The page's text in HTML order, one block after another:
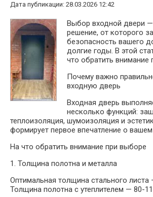
Дата публикации: 28.03.2026 12:42
Выбор входной двери —
решение, от которого
безопасность вашего
долгие годы. В этой
что обратить внимание
Почему важно
входную дверь
Входная дверь
несколько функций:
теплоизоляция, шумоизоляция и
формирует первое впечатление о
На что обратить внимание при выборе
1. Толщина полотна и металла
Оптимальная толщина стального
Толщина полотна с утеплителем — 80-